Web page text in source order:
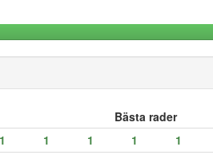
Bästa rader
1 1 1 1 1